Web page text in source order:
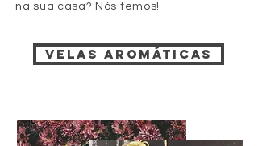
na sua casa? Nós temos!
VELAS AROMÁTICAS